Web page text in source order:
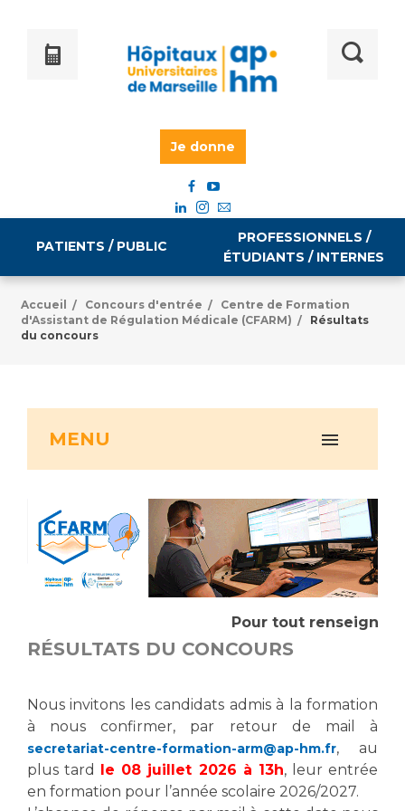
Je donne
PATIENTS / PUBLIC
Informations pratiques
Tarifs
Vous accompagnez, vous rendez visite à un patient
Vous avez une analyse à réaliser
Vous venez en consultation
myaphm, votre espace santé en ligne
Culture à l'hôpital
Laïcité et cultes
Les associations
Livret d'accueil
PROFESSIONNELS /
ÉTUDIANTS / INTERNES
Égalité professionnelle
Emplois paramédicaux
Emplois administratifs
Emplois médicaux
Espace Formation
Étudiants hospitaliers
Emplois techniques et médico-techniques
Statuts
Chercheurs
La recherche clinique à l'AP-HM
Accueil / Concours d'entrée /
Centre de Formation
d'Assistant de Régulation Médicale (CFARM) /
Résultats
du concours
MENU
Pour tout
RÉSULTATS DU CONCOURS
Nous invitons les candidats admis à la formation
à nous confirmer, par retour de mail à
secretariat-centre-formation-arm@ap-hm.fr, au
plus tard
le 08 juillet 2026 à 13h, leur entrée
en formation pour l’année scolaire 2026/2027.